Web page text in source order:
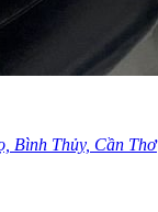
Bình Thủy, Cần Thơ